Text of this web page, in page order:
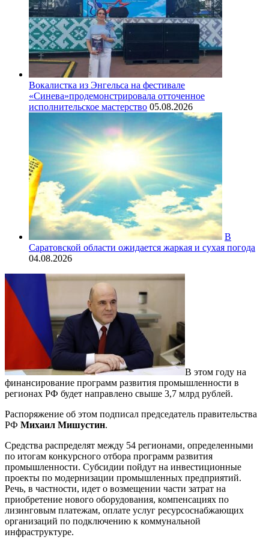
Вокалистка из Энгельса на фестивале
«Синева»продемонстрировала отточенное
исполнительское мастерство 05.08.2026
В
Саратовской области ожидается жаркая и сухая погода
04.08.2026
В этом году на
финансирование программ развития промышленности в
регионах РФ будет направлено свыше 3,7 млрд рублей.
Распоряжение об этом подписал председатель правительства
РФ Михаил Мишустин.
Средства распределят между 54 регионами, определенными
по итогам конкурсного отбора программ развития
промышленности. Субсидии пойдут на инвестиционные
проекты по модернизации промышленных предприятий.
Речь, в частности, идет о возмещении части затрат на
приобретение нового оборудования, компенсациях по
лизинговым платежам, оплате услуг ресурсоснабжающих
организаций по подключению к коммунальной
инфраструктуре.